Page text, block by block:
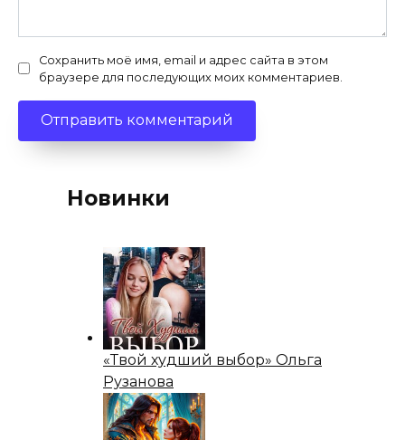
Сохранить моё имя, email и адрес сайта в этом
браузере для последующих моих комментариев.
Новинки
«Твой худший выбор» Ольга
Рузанова